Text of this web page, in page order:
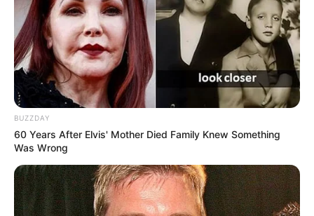
Sinopsis Shehrazat
Episode 1 – 90 Lengkap
ULASAN
Alamat email Anda tidak akan dipublikasikan. Ruas yang wajib ditandai
BUZZDAY
60 Years After Elvis' Mother Died Family Knew Something
Was Wrong